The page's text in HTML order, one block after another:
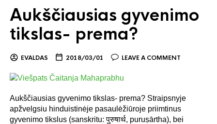
Aukščiausias gyvenimo
tikslas- prema?
EVALDAS 2018/03/01 LEAVE A COMMENT
Aukščiausias gyvenimo tikslas- prema? Straipsnyje
apžvelgsiu hinduistinėje pasaulėžiūroje priimtinus
gyvenimo tikslus (sanskritu: पुरुषार्थ, puruṣārtha), bei